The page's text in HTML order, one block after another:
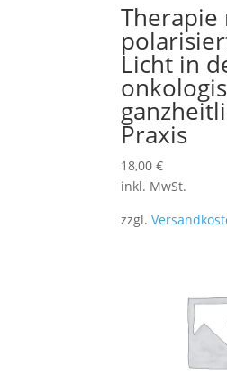
Therapie
Licht in
Praxis
18,00€
inkl. MwSt.
zzgl.